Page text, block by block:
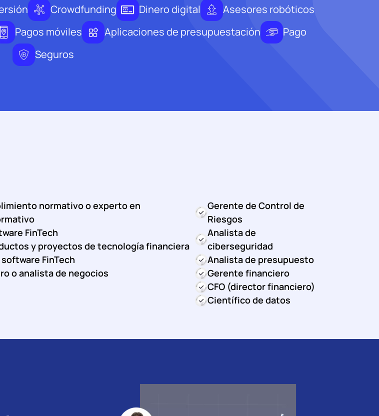
Crowdfunding Dinero digital
Asesores robóticos
Pagos móviles Aplicaciones de presupuestación
Pago
Seguros
normativo o experto en
FinTech
y proyectos de tecnología financiera
FinTech
o analista de negocios
Gerente de Control de
Riesgos
Analista de
ciberseguridad
Analista de presupuesto
Gerente financiero
CFO (director financiero)
Científico de datos